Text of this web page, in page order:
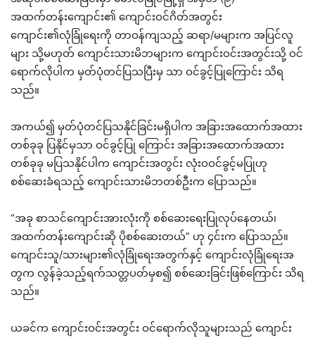
အထက်တန်းကျောင်း၏ ကျောင်းဝင်ဂိတ်အတွင်း
ကျောင်း၏လုံခြုံရေးကို တာဝန်ကျသည့် ဆရာ/မများက အပြင်လူ
များ သို့မဟုတ် ကျောင်းသားမိဘများက ကျောင်းဝင်းအတွင်းသို့ ဝင်
ရောက်လိုပါက မှတ်ပုံတင်ပြသပြီးမှ သာ ဝင်ခွင့်ပြုကြောင်း သိရ
သည်။
အကယ်၍ မှတ်ပုံတင်ပြသနိုင်ခြင်းမရှိပါက အခြားအထောက်အထား
တစ်ခုခု ပြနိုင်မှသာ ဝင်ခွင့်ပြု ကြောင်း အခြားအထောက်အထား
တစ်ခုခု မပြသနိုင်ပါက ကျောင်းအတွင်း လုံးဝဝင်ခွင့်မပြုဟု
စစ်ဆေးခံရသည့် ကျောင်းသားမိဘတစ်ဦးက ပြောသည်။
“အခု စာသင်ကျောင်းအားလုံးကို စစ်ဆေးရေးပြုလုပ်နေတယ်၊
အထက်တန်းကျောင်းဆို ပိုစစ်ဆေးတယ်” ဟု ၄င်းက ပြောသည်။
ကျောင်းသူ/သားများ၏လုံခြုံရေးအတွက်နှင့် ကျောင်းလုံခြုံရေးအ
တွက လွန်ခဲ့သည့်ရက်သတ္တပတ်မှစ၍ စစ်ဆေးခြင်းဖြစ်ကြောင်း သိရ
သည်။
ယခင်က ကျောင်းဝင်းအတွင်း ဝင်ရောက်လိုသူများသည် ကျောင်း